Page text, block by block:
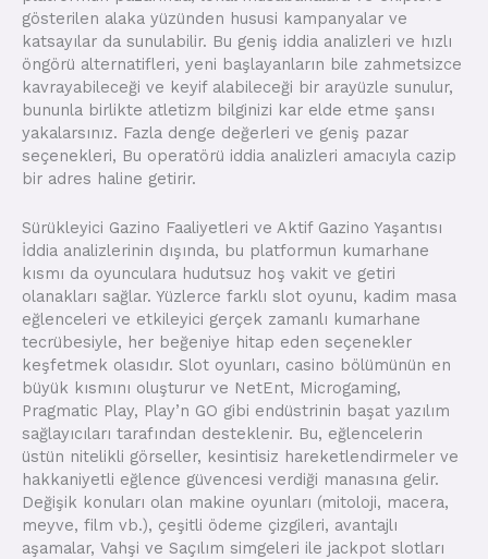
gösterilen alaka yüzünden hususi kampanyalar ve
katsayılar da sunulabilir. Bu geniş iddia analizleri ve hızlı
öngörü alternatifleri, yeni başlayanların bile zahmetsizce
kavrayabileceği ve keyif alabileceği bir arayüzle sunulur,
bununla birlikte atletizm bilginizi kar elde etme şansı
yakalarsınız. Fazla denge değerleri ve geniş pazar
seçenekleri, Bu operatörü iddia analizleri amacıyla cazip
bir adres haline getirir.
Sürükleyici Gazino Faaliyetleri ve Aktif Gazino Yaşantısı
İddia analizlerinin dışında, bu platformun kumarhane
kısmı da oyunculara hudutsuz hoş vakit ve getiri
olanakları sağlar. Yüzlerce farklı slot oyunu, kadim masa
eğlenceleri ve etkileyici gerçek zamanlı kumarhane
tecrübesiyle, her beğeniye hitap eden seçenekler
keşfetmek olasıdır. Slot oyunları, casino bölümünün en
büyük kısmını oluşturur ve NetEnt, Microgaming,
Pragmatic Play, Play’n GO gibi endüstrinin başat yazılım
sağlayıcıları tarafından desteklenir. Bu, eğlencelerin
üstün nitelikli görseller, kesintisiz hareketlendirmeler ve
hakkaniyetli eğlence güvencesi verdiği manasına gelir.
Değişik konuları olan makine oyunları (mitoloji, macera,
meyve, film vb.), çeşitli ödeme çizgileri, avantajlı
aşamalar, Vahşi ve Saçılım simgeleri ile jackpot slotları